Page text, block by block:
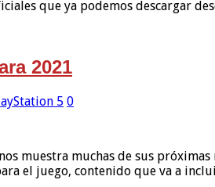
que ya podemos descargar
2021
5 0
muestra muchas de sus
el juego, contenido que va a